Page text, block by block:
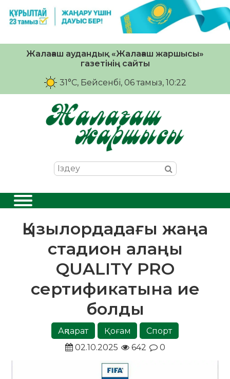
Жалағаш аудандық «Жалағаш жаршысы»
газетінің сайты
31°C, Бейсенбі, 06 тамыз, 10:22
Қызылордадағы жаңа
стадион алаңы
QUALITY PRO
сертификатына ие
болды
Ақпарат Қоғам
Спорт
02.10.2025
642 0